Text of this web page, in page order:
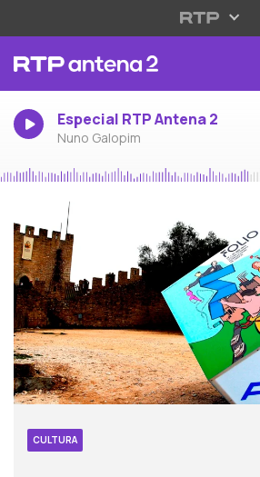
Especial RTP Antena 2
Nuno Galopim
CULTURA